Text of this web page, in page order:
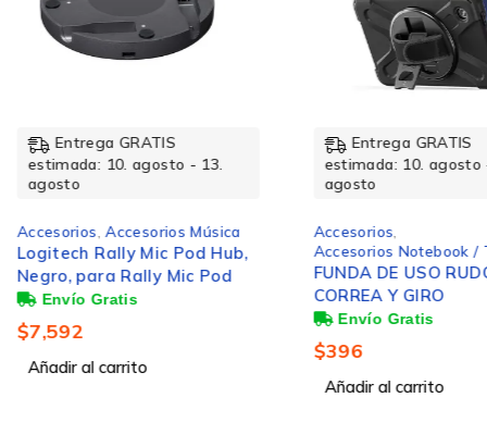
3.5 mm connector
Auriculares
Entrega GRATIS
estimada: 10. agosto - 13.
agosto
Accesorios Accesorios Música
Logitech Rally Mic Pod Hub,
Negro, para Rally Mic Pod
$7,592
Añadir al carrito
Entrega GRATIS
estimada: 10. agosto
agosto
Accesorios
Accesorios Notebook /
FUNDA DE USO
CORREA Y GIRO
$396
Añadir al carrito